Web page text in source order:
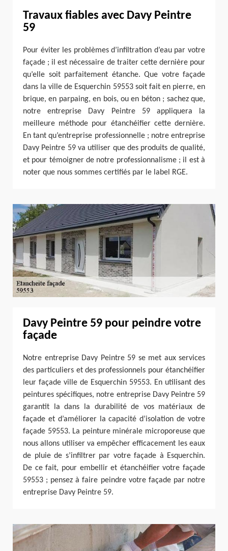
Travaux fiables avec Davy Peintre
59
Pour éviter les problèmes d’infiltration d’eau par votre
façade ; il est nécessaire de traiter cette dernière pour
qu’elle soit parfaitement étanche. Que votre façade
dans la ville de Esquerchin 59553 soit fait en pierre, en
brique, en parpaing, en bois, ou en béton ; sachez que,
notre entreprise Davy Peintre 59 appliquera la
meilleure méthode pour étanchéifier cette dernière.
En tant qu’entreprise professionnelle ; notre entreprise
Davy Peintre 59 va utiliser que des produits de qualité,
et pour témoigner de notre professionnalisme ; il est à
noter que nous sommes certifiés par le label RGE.
Davy Peintre 59 pour peindre votre
façade
Notre entreprise Davy Peintre 59 se met aux services
des particuliers et des professionnels pour étanchéifier
leur façade ville de Esquerchin 59553. En utilisant des
peintures spécifiques, notre entreprise Davy Peintre 59
garantit la dans la durabilité de vos matériaux de
façade et d’améliorer la capacité d’isolation de votre
façade 59553. La peinture minérale microporeuse que
nous allons utiliser va empêcher efficacement les eaux
de pluie de s’infiltrer par votre façade à Esquerchin.
De ce fait, pour embellir et étanchéifier votre façade
59553 ; pensez à faire peindre votre façade par notre
entreprise Davy Peintre 59.